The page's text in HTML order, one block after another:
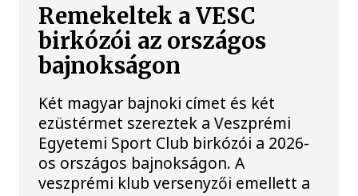
Remekeltek a VESC
birkózói az országos
bajnokságon
Két magyar bajnoki címet és két
ezüstérmet szereztek a Veszprémi
Egyetemi Sport Club birkózói a 2026-
os országos bajnokságon. A
veszprémi klub versenyzői emellett a